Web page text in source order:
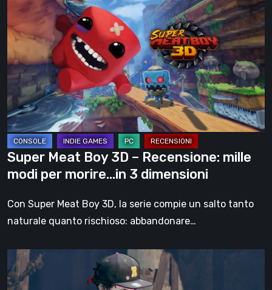
Meat
Boy
3D
–
Recensione:
mille
modi
per
morire…
in
3
dimensioni
Super Meat Boy 3D – Recensione: mille
modi per morire…in 3 dimensioni
Con Super Meat Boy 3D, la serie compie un salto tanto
naturale quanto rischioso: abbandonare…
Stupid
Never